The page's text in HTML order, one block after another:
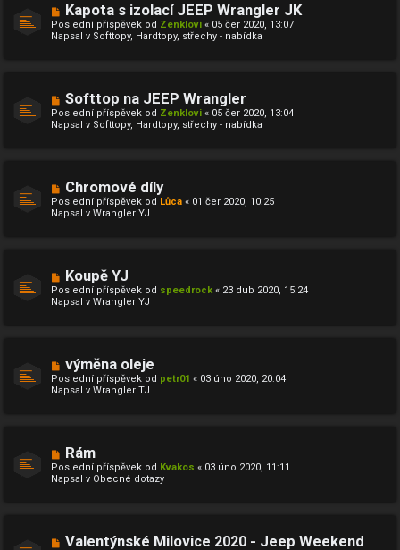
ě
v
N
o
v
ý
p
ě
v
Kapota s izolací JEEP Wrangler JK
Poslední příspěvek od Zenklovi « 05 čer 2020, 13:07
Napsal v Softtopy, Hardtopy, střechy - nabídka
N
o
v
ý
p
ě
v
Softtop na JEEP Wrangler
Poslední příspěvek od Zenklovi « 05 čer 2020, 13:04
Napsal v Softtopy, Hardtopy, střechy - nabídka
N
o
v
ý
ě
v
Chromové díly
Poslední příspěvek od Lůca « 01 čer 2020, 10:25
Napsal v Wrangler YJ
N
o
v
ý
p
ě
v
Koupě YJ
Poslední příspěvek od speedrock « 23 dub 2020, 15:24
Napsal v Wrangler YJ
N
o
v
ý
ě
v
výměna oleje
Poslední příspěvek od petr01 « 03 úno 2020, 20:04
Napsal v Wrangler TJ
N
o
v
ý
p
Rám
Poslední příspěvek od Kvakos « 03 úno 2020, 11:11
Napsal v Obecné dotazy
NValentýnské Milovice 2020 - Jeep Weekend